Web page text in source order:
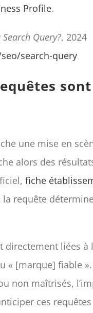
Profile.
Query?, 2024
search-query
une mise en
alors des
fiche
requête
directement liées à
« [marque] fiable
non maîtrisés,
ces